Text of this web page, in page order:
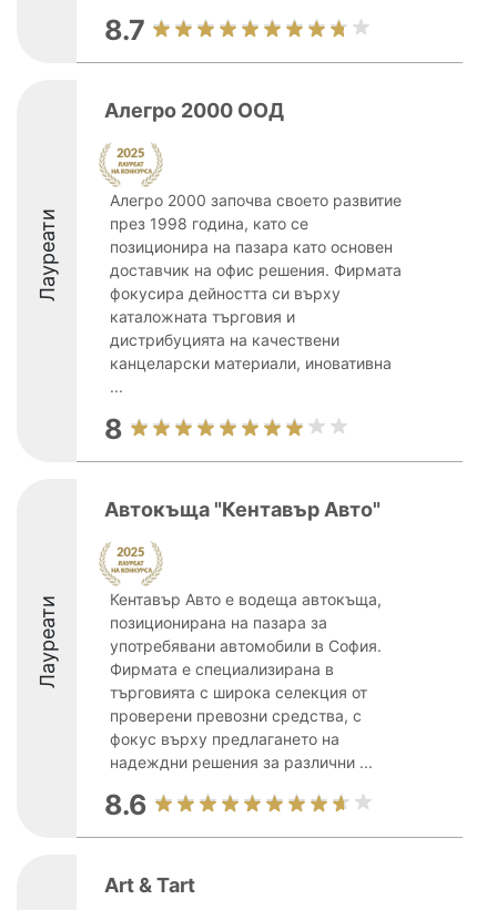
8.7
Лауреати
Алегро 2000 ООД
Алегро 2000 започва своето развитие
през 1998 година, като се
позиционира на пазара като основен
доставчик на офис решения. Фирмата
фокусира дейността си върху
каталожната търговия и
дистрибуцията на качествени
канцеларски материали, иновативна
...
8
Лауреати
Автокъща "Кентавър Авто"
Кентавър Авто е водеща автокъща,
позиционирана на пазара за
употребявани автомобили в София.
Фирмата е специализирана в
търговията с широка селекция от
проверени превозни средства, с
фокус върху предлагането на
надеждни решения за различни ...
8.6
Art & Tart